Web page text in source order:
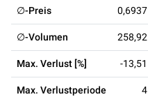
∅-Preis 0,6937
∅-Volumen 258,92
Max. Verlust [%] -13,51
Max. Verlustperiode
4